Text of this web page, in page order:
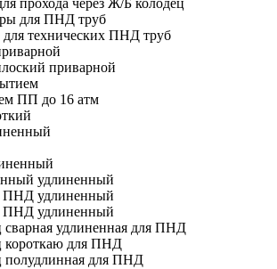
прохода через Ж/Б колодец
для ПНД труб
технических ПНД труб
приварной
ПП до 16 атм
удлиненный
ПНД удлиненный
ПНД удлиненный
сварная удлиненная для ПНД
короткаю для ПНД
полудлинная для ПНД